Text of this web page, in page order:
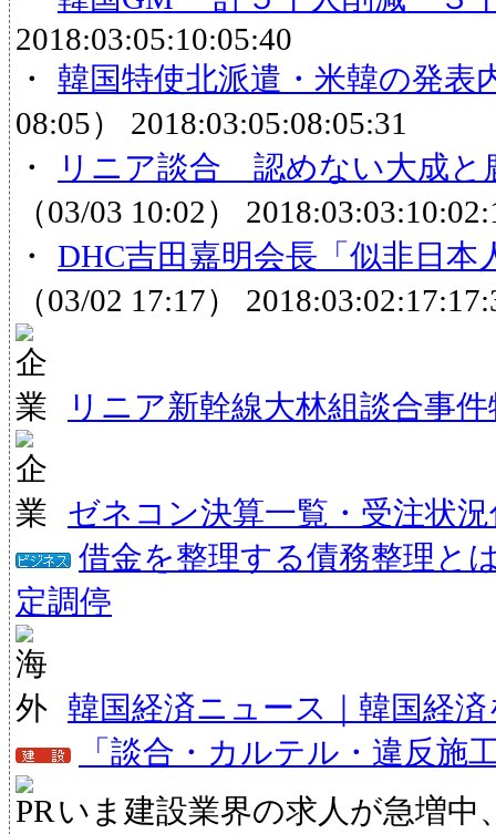
2018:03:05:10:05:40
・ 韓国特使北派遣・米韓の発表
08:05） 2018:03:05:08:05:31
・
リニア談合 認めない大成と
（03/03 10:02）
・ DHC吉田嘉明会長「似非日
（03/02 17:17）
リニア新幹線大林組談合事
ゼネコン決算一覧・受注状況
借金を整理する債務整理と
定調停
韓国経済ニュース｜韓国経
「談合・カルテル・違反施
いま建設業界の求人が急増中